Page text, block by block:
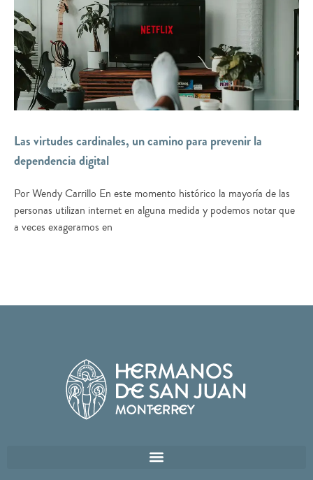
Las virtudes cardinales, un camino para prevenir la
dependencia digital
Por Wendy Carrillo En este momento histórico la mayoría de las
personas utilizan internet en alguna medida y podemos notar que
a veces exageramos en